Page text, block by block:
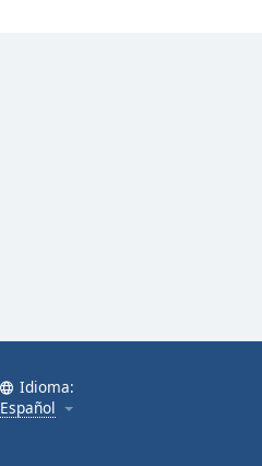
Idioma:
Español